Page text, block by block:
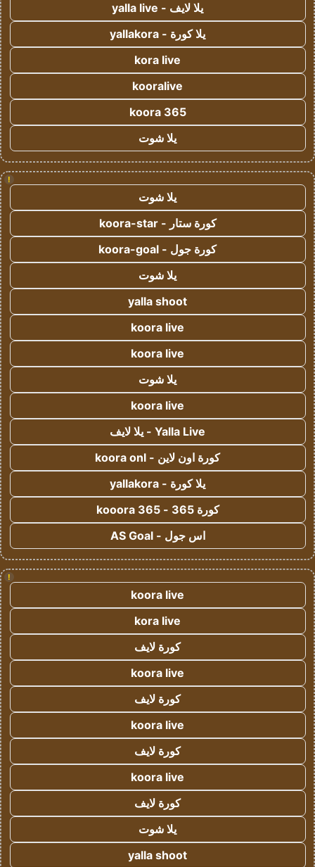
يلا لايف - yalla live
يلا كورة - yallakora
kora live
kooralive
koora 365
يلا شوت
!
يلا شوت
كورة ستار - koora-star
كورة جول - koora-goal
يلا شوت
yalla shoot
koora live
koora live
يلا شوت
koora live
Yalla Live - يلا لايف
كورة اون لاين - koora onl
يلا كورة - yallakora
كورة 365 - kooora 365
اس جول - AS Goal
!
koora live
kora live
كورة لايف
koora live
كورة لايف
koora live
كورة لايف
koora live
كورة لايف
يلا شوت
yalla shoot